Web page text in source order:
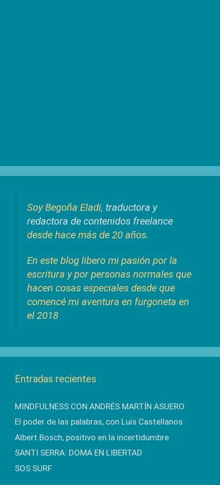
Soy Begoña Eladi, traductora y
redactora de contenidos freelance
desde hace más de 20 años.
En este blog libero mi pasión por la
escritura y por personas normales que
hacen cosas especiales desde que
comencé mi aventura en furgoneta en
el 2018
Entradas recientes
MINDFULNESS CON ANDRÉS MARTÍN ASUERO
El poder de las palabras, con Luis Castellanos
Albert Bosch, positivo en la incertidumbre
SANTI SERRA: DOMA EN LIBERTAD
SOS SURF